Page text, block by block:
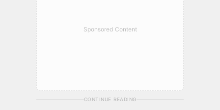
Sponsored Content
CONTINUE READING